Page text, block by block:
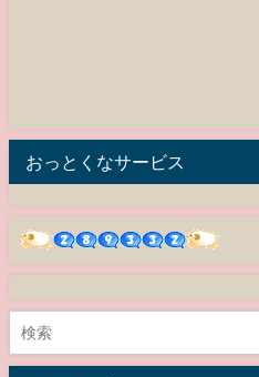
おっとくなサービス